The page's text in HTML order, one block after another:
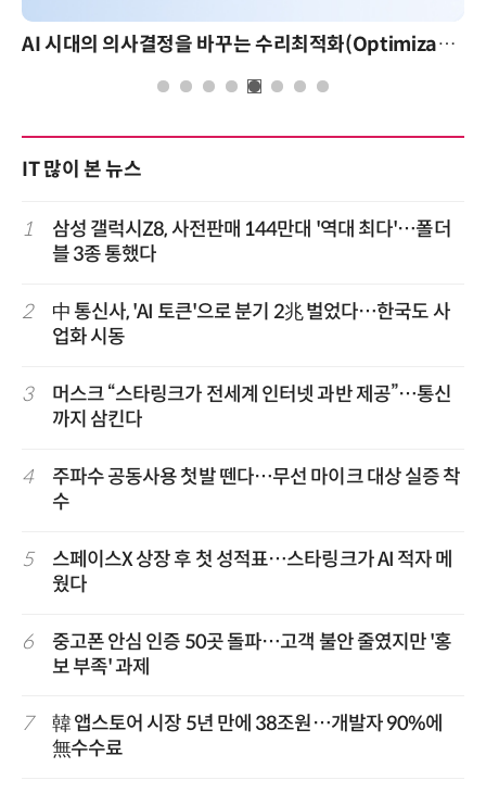
AI 시대의 의사결정을 바꾸는 수리최적화(Optimization): 실제 산업 적용 사례와 활용 전략
IT 많이 본 뉴스
1
삼성 갤럭시Z8, 사전판매 144만대 '역대 최다'…폴더
블 3종 통했다
2
中 통신사, 'AI 토큰'으로 분기 2兆 벌었다…한국도 사
업화 시동
3
머스크 “스타링크가 전세계 인터넷 과반 제공”…통신
까지 삼킨다
4
주파수 공동사용 첫발 뗀다…무선 마이크 대상 실증 착
수
5
스페이스X 상장 후 첫 성적표…스타링크가 AI 적자 메
웠다
6
중고폰 안심 인증 50곳 돌파…고객 불안 줄였지만 '홍
보 부족' 과제
7
韓 앱스토어 시장 5년 만에 38조원…개발자 90%에
無수수료